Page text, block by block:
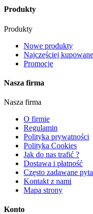
Produkty
Produkty
Nowe produkty
Najczęściej kupowane
Promocje
Nasza firma
Nasza firma
O firmie
Regulamin
Polityka prywatności
Polityka Cookies
Jak do nas trafić ?
Dostawa i płatność
Często zadawane
Kontakt z nami
Mapa strony
Konto